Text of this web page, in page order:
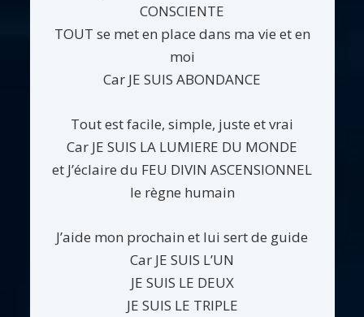
CONSCIENTE
TOUT se met en place dans ma vie et en
moi
Car JE SUIS ABONDANCE
Tout est facile, simple, juste et vrai
Car JE SUIS LA LUMIERE DU MONDE
et J’éclaire du FEU DIVIN ASCENSIONNEL
le règne humain
J’aide mon prochain et lui sert de guide
Car JE SUIS L’UN
JE SUIS LE DEUX
JE SUIS LE TRIPLE